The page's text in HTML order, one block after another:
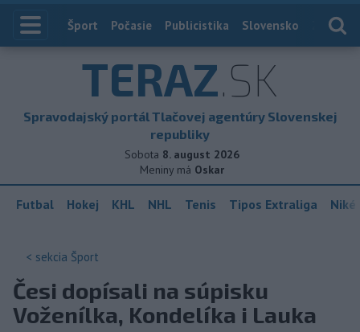
Index
Šport Počasie Publicistika Slovensko
TERAZ.SK
Spravodajský portál Tlačovej agentúry Slovenskej
republiky
Sobota 8. august 2026
Meniny má Oskar
Futbal Hokej KHL NHL Tenis Tipos Extraliga
< sekcia Šport
Česi dopísali na súpisku
Voženílka, Kondelíka i Lauka